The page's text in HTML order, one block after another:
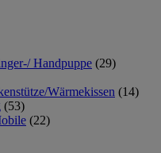
Handpuppe (29)
Wärmekissen (14)
(53)
(22)